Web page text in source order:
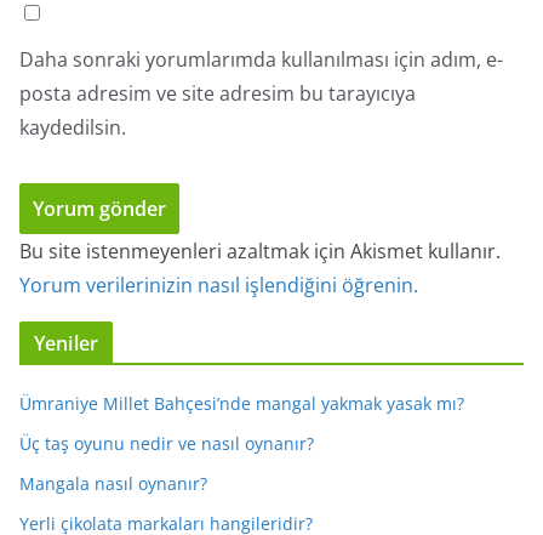
Daha sonraki yorumlarımda kullanılması için adım, e-
posta adresim ve site adresim bu tarayıcıya
kaydedilsin.
Bu site istenmeyenleri azaltmak için Akismet kullanır.
Yorum verilerinizin nasıl işlendiğini öğrenin.
Yeniler
Ümraniye Millet Bahçesi’nde mangal yakmak yasak mı?
Üç taş oyunu nedir ve nasıl oynanır?
Mangala nasıl oynanır?
Yerli çikolata markaları hangileridir?